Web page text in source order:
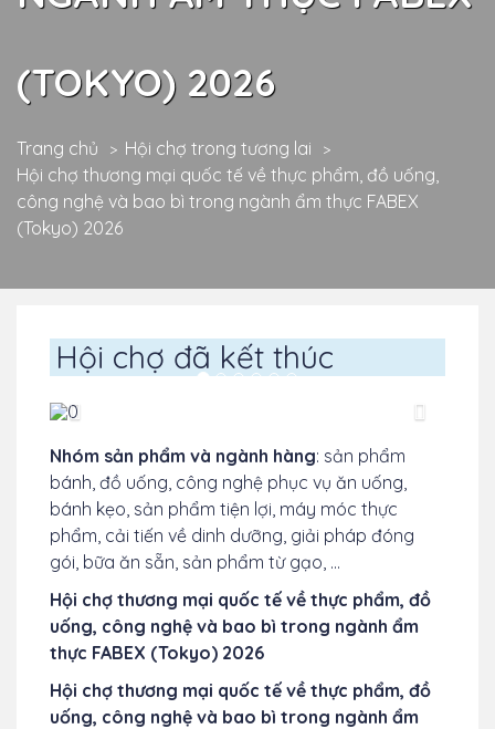
(TOKYO) 2026
Trang chủ
Hội chợ trong tương lai
Hội chợ thương mại quốc tế về thực phẩm, đồ uống,
công nghệ và bao bì trong ngành ẩm thực FABEX
(Tokyo) 2026
Hội chợ đã kết thúc
Previous
TIếp
Nhóm sản phẩm và ngành hàng: sản phẩm
bánh, đồ uống, công nghệ phục vụ ăn uống,
bánh kẹo, sản phẩm tiện lợi, máy móc thực
phẩm, cải tiến về dinh dưỡng, giải pháp đóng
gói, bữa ăn sẵn, sản phẩm từ gạo, …
Hội chợ thương mại quốc tế về thực phẩm, đồ
uống, công nghệ và bao bì trong ngành ẩm
thực FABEX (Tokyo) 2026
Hội chợ thương mại quốc tế về thực phẩm, đồ
uống, công nghệ và bao bì trong ngành ẩm